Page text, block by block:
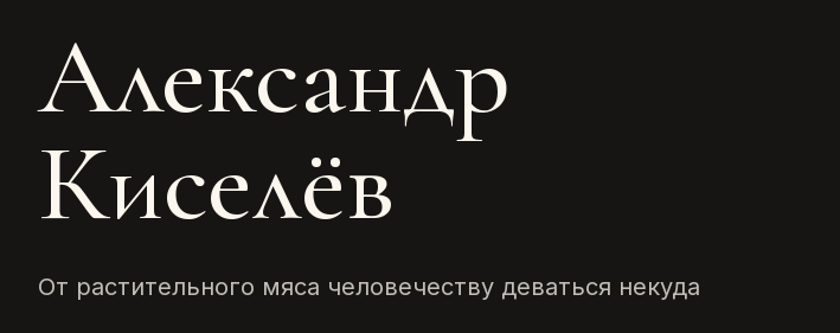
Александр
Киселёв
От растительного мяса человечеству деваться некуда